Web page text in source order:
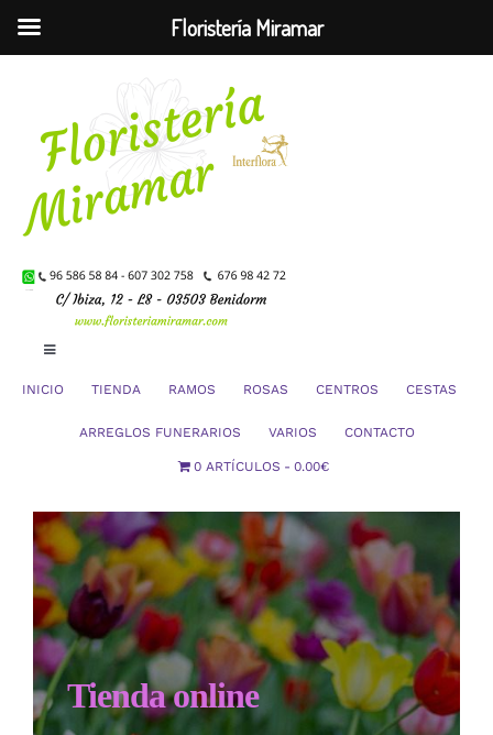
contenido
Toggle
Checkout
Politica de privacidad
INICIO TIENDA RAMOS ROSAS CENTROS CESTAS
ARREGLOS FUNERARIOS VARIOS CONTACTO
0 ARTÍCULOS 0.00€
Tienda online
Floristería Miramar